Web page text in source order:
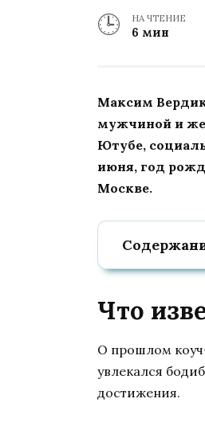
НА ЧТЕНИЕ
6 мин
Максим
мужчиной и
Ютубе,
июня, год
Москве.
Что
О прошлом
увлекался
достижения.